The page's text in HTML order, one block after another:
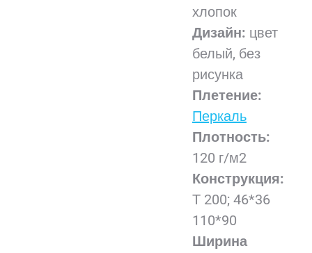
хлопок
Дизайн: цвет
белый, без
рисунка
Плетение:
Перкаль
Плотность:
120 г/м2
Конструкция:
Т 200; 46*36
110*90
Ширина